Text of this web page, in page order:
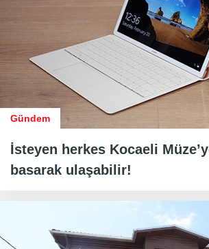
Gündem
İsteyen herkes Kocaeli
basarak ulaşabilir!